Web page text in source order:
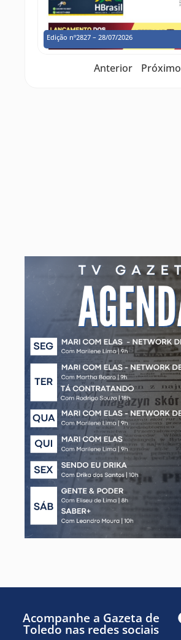
Edição nº2827 – 28/07/2026
Anterior Próximo
Acompanhe a Gazeta de
Toledo nas redes sociais